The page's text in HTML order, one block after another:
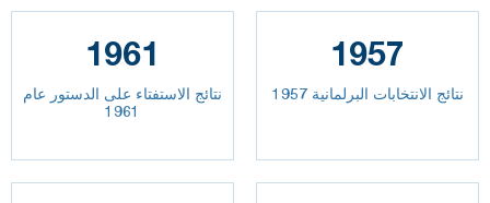
1961
نتائج الاستفتاء على الدستور عام
1961
1957
نتائج الانتخابات البرلمانية 1957